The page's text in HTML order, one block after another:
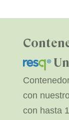
con
con hasta